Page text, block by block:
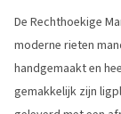
De Rechthoekige
moderne rieten
handgemaakt en
gemakkelijk zijn